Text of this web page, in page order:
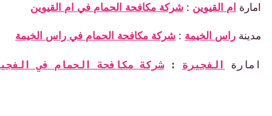
ام القيوين:شركة مكافحة الحمام في ام القيوين
راس الخيمة:شركة مكافحة الحمام في راس الخيمة
الفجيرة : شركة مكافحة الحمام في الفجيرة